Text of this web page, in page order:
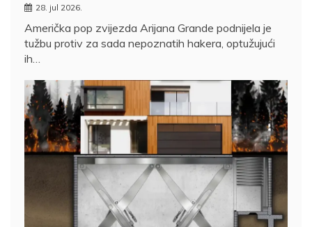
28. jul 2026.
Američka pop zvijezda Arijana Grande podnijela je
tužbu protiv za sada nepoznatih hakera, optužujući
ih…